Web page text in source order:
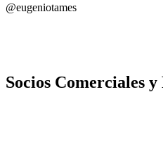
@eugeniotames
Socios Comerciales